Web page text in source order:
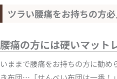
ツラい腰痛をお持ちの方
腰痛の方には硬いマット
いままで腰痛をお持ちの方に勧